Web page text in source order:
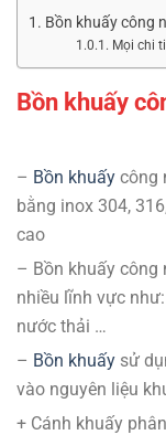
Bồn khuấy công
Mọi chi
Bồn khuấy
– Bồn khuấy công
bằng inox 304,
cao
– Bồn khuấy công
nhiều lĩnh vực
nước thải …
– Bồn khuấy sử
vào nguyên liệu
+ Cánh khuấy